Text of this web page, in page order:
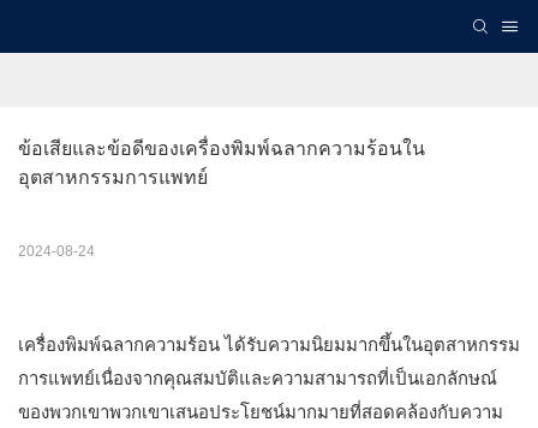
ข้อเสียและข้อดีของเครื่องพิมพ์ฉลากความร้อนใน
อุตสาหกรรมการแพทย์
2024-08-24
เครื่องพิมพ์ฉลากความร้อนได้รับความนิยมมากขึ้นในอุตสาหกรรม
การแพทย์เนื่องจากคุณสมบัติและความสามารถที่เป็นเอกลักษณ์
ของพวกเขาพวกเขาเสนอประโยชน์มากมายที่สอดคล้องกับความ